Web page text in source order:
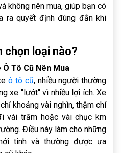
không nên mua, giúp bạn có
ra quyết định đúng đắn khi
chọn loại nào?
Tô Cũ Nên Mua
ô tô cũ, nhiều người thường
xe "lướt" vì nhiều lợi ích. Xe
khoảng vài nghìn, thậm chí
vài trăm hoặc vài chục km
Điều này làm cho những
tinh và thường được ưa